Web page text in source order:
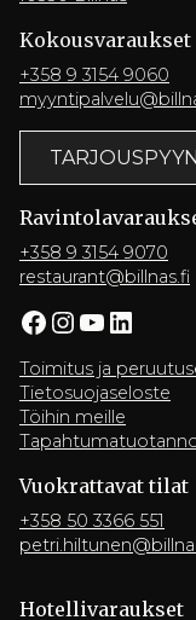
Kokousvaraukset
+358 9 3154 9060
+358 9 3154 9070
restaurant@billnas.fi
Facebook InstagramYouTube LinkedIn
Toimitus ja
Tietosuojaseloste
Töihin meille
Vuokrattavat tilat
+358 50 3366 551
Hotelli­varaukset